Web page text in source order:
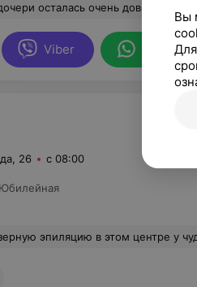
очень довольна , очень большой выбор сережек,
Viber WhatsApp
26 с 08:00
Юбилейная
Конопелько Ирины.Всем рекомендую! Процедура выполнена безболезненно ,на высоком уровне,врач
Вы